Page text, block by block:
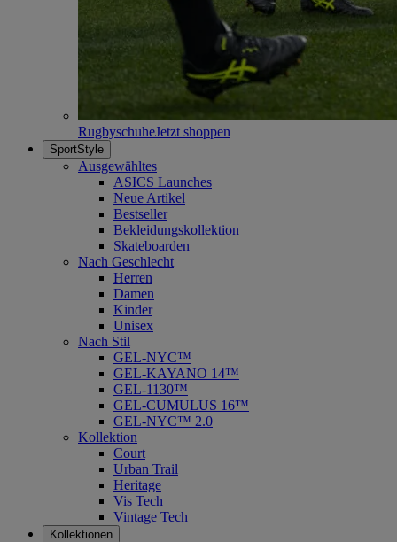
RugbyschuheJetzt shoppen
SportStyle
Ausgewähltes
ASICS Launches
Neue Artikel
Bestseller
Bekleidungskollektion
Skateboarden
Nach Geschlecht
Herren
Damen
Kinder
Unisex
Nach Stil
GEL-NYC™
GEL-KAYANO 14™
GEL-1130™
GEL-CUMULUS 16™
GEL-NYC™ 2.0
Kollektion
Court
Urban Trail
Heritage
Vis Tech
Vintage Tech
Kollektionen